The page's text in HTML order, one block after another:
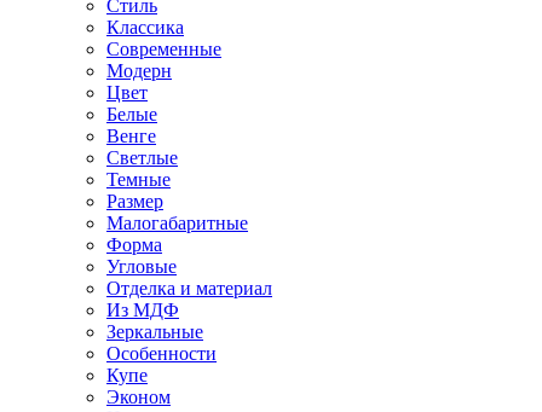
Стиль
Классика
Современные
Модерн
Цвет
Белые
Венге
Светлые
Темные
Размер
Малогабаритные
Форма
Угловые
Отделка и материал
Из МДФ
Зеркальные
Особенности
Купе
Эконом